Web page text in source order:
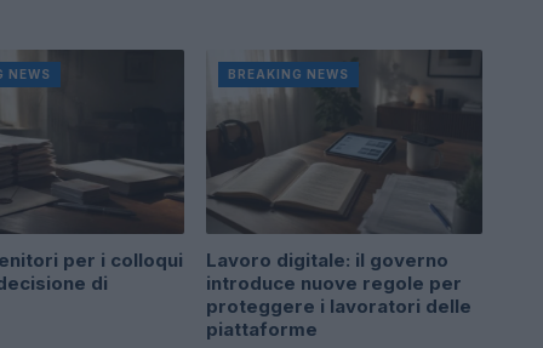
NEWS
per i colloqui
di
BREAKING NEWS
Lavoro digitale: il governo
introduce nuove regole per
proteggere i lavoratori delle
piattaforme